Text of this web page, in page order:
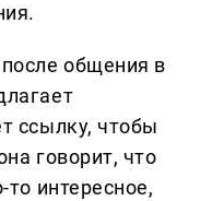
общения в
ссылку, чтобы
говорит, что
интересное,